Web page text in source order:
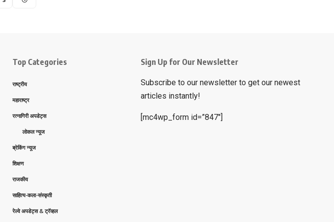
Top Categories
राष्ट्रीय
महाराष्ट्र
रत्नागिरी अपडेट्स
लोकल न्यूज
ब्रेकिंग न्यूज
शिक्षण
राजकीय
साहित्य-कला-संस्कृती
रेल्वे अपडेट्स & ट्रॅव्हल
Sign Up for Our Newsletter
Subscribe to our newsletter to get our newest
articles instantly!
[mc4wp_form id=”847″]